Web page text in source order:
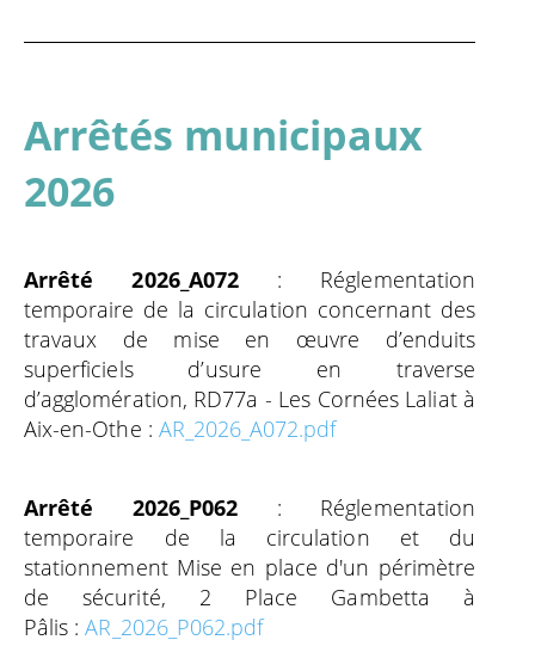
Arrêtés municipaux
2026
Arrêté 2026_A072: Réglementation
temporaire de la circulation concernant des
travaux de mise en œuvre d’enduits
superficiels d’usure en traverse
d’agglomération, RD77a - Les Cornées Laliat à
Aix-en-Othe : AR_2026_A072.pdf
Arrêté 2026_P062 : Réglementation
temporaire de la circulation et du
stationnement Mise en place d'un périmètre
de sécurité, 2 Place Gambetta à
Pâlis :AR_2026_P062.pdf